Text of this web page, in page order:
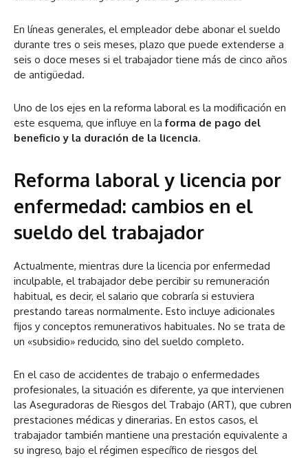
En líneas generales, el empleador debe abonar el sueldo
durante tres o seis meses, plazo que puede extenderse a
seis o doce meses si el trabajador tiene más de cinco años
de antigüedad.
Uno de los ejes en la reforma laboral es la modificación en
este esquema, que influye en laforma de pago del
beneficio y la duración de la licencia.
Reforma laboral y licencia por
enfermedad: cambios en el
sueldo del trabajador
Actualmente, mientras dure la licencia por enfermedad
inculpable, el trabajador debe percibir su remuneración
habitual, es decir, el salario que cobraría si estuviera
prestando tareas normalmente. Esto incluye adicionales
fijos y conceptos remunerativos habituales. No se trata de
un «subsidio» reducido, sino del sueldo completo.
En el caso de accidentes de trabajo o enfermedades
profesionales, la situación es diferente, ya que intervienen
las Aseguradoras de Riesgos del Trabajo (ART), que cubren
prestaciones médicas y dinerarias. En estos casos, el
trabajador también mantiene una prestación equivalente a
su ingreso, bajo el régimen específico de riesgos del